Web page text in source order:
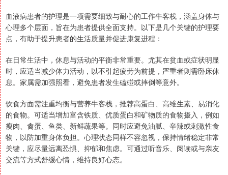
血液病患者的护理是一项需要细致与耐心的工作牛客栈，涵盖身体与
心理多个层面，旨在为患者提供全面支持。以下是几个关键的护理要
点，有助于提升患者的生活质量并促进康复进程：
在日常生活中，休息与活动的平衡非常重要。尤其在贫血或症状明显
时，应适当减少体力活动，以不引起疲劳为前提，严重者则需卧床休
息。家属需加强照看，避免患者发生磕碰或摔倒等意外。
饮食方面需注重均衡与营养牛客栈，推荐高蛋白、高维生素、易消化
的食物。可适当增加富含铁质、优质蛋白和矿物质的食物摄入，例如
瘦肉、禽蛋、鱼类、新鲜蔬果等。同时应避免油腻、辛辣或刺激性食
物，以防加重身体负担。心理状态同样不容忽视，保持情绪稳定非常
关键，应尽量远离恐惧、抑郁和焦虑。可通过听音乐、阅读或与亲友
交流等方式舒缓心情，维持良好心态。